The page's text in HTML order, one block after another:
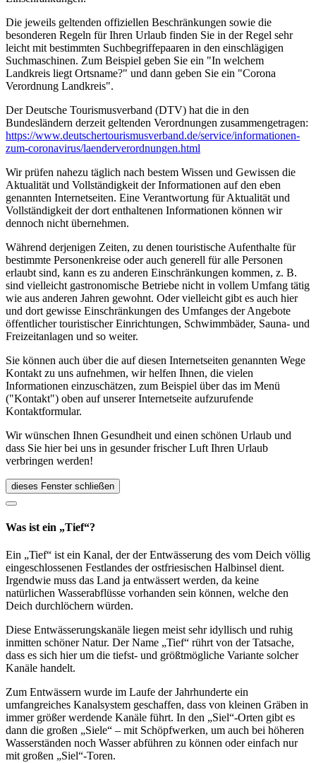
Die jeweils geltenden offiziellen Beschränkungen sowie die
besonderen Regeln für Ihren Urlaub finden Sie in der Regel sehr
leicht mit bestimmten Suchbegriffepaaren in den einschlägigen
Suchmaschinen. Zum Beispiel geben Sie ein "In welchem
Landkreis liegt Ortsname?" und dann geben Sie ein "Corona
Verordnung Landkreis".
Der Deutsche Tourismusverband (DTV) hat die in den
Bundesländern derzeit geltenden Verordnungen zusammengetragen:
https://www.deutscher­tourismusverband.de/­service/­informationen-
zum-coronavirus/­laenderverordnungen.html
Wir prüfen nahezu täglich nach bestem Wissen und Gewissen die
Aktualität und Vollständigkeit der Informationen auf den eben
genannten Internetseiten. Eine Verantwortung für Aktualität und
Vollständigkeit der dort enthaltenen Informationen können wir
dennoch nicht übernehmen.
Während derjenigen Zeiten, zu denen touristische Aufenthalte für
bestimmte Personenkreise oder auch generell für alle Personen
erlaubt sind, kann es zu anderen Einschränkungen kommen, z. B.
sind vielleicht gastronomische Betriebe nicht in vollem Umfang tätig
wie aus anderen Jahren gewohnt. Oder vielleicht gibt es auch hier
und dort gewisse Einschränkungen des Umfanges der Angebote
öffentlicher touristischer Einrichtungen, Schwimmbäder, Sauna- und
Freizeitanlagen und so weiter.
Sie können auch über die auf diesen Internetseiten genannten Wege
Kontakt zu uns aufnehmen, wir helfen Ihnen, die vielen
Informationen einzuschätzen, zum Beispiel über das im Menü
("Kontakt") oben auf unserer Internetseite aufzurufende
Kontaktformular.
Wir wünschen Ihnen Gesundheit und einen schönen Urlaub und
dass Sie hier bei uns in gesunder frischer Luft Ihren Urlaub
verbringen werden!
dieses Fenster schließen
Was ist ein „Tief“?
Ein „Tief“ ist ein Kanal, der der Entwässerung des vom Deich völlig
eingeschlossenen Festlandes der ostfriesischen Halbinsel dient.
Irgendwie muss das Land ja entwässert werden, da keine
natürlichen Wasserabflüsse vorhanden sein können, welche den
Deich durchlöchern würden.
Diese Entwässerungskanäle liegen meist sehr idyllisch und ruhig
inmitten schöner Natur. Der Name „Tief“ rührt von der Tatsache,
dass es sich hier um die tiefst- und größtmögliche Variante solcher
Kanäle handelt.
Zum Entwässern wurde im Laufe der Jahrhunderte ein
umfangreiches Kanalsystem geschaffen, dass von kleinen Gräben in
immer größer werdende Kanäle führt. In den „Siel“-Orten gibt es
dann die großen „Siele“ – mit Schöpfwerken, um auch bei höheren
Wasserständen noch Wasser abführen zu können oder einfach nur
mit großen „Siel“-Toren.